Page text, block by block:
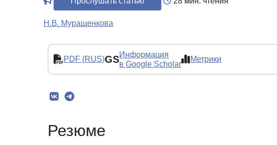
Н.В. Муращенкова
PDF (RUS)GSИнформация
в Google Scholar
Метрики
Резюме